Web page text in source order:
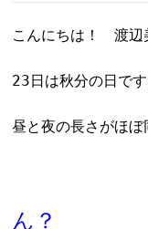
こんにちは！ 渡辺
23日は秋分の日です
昼と夜の長さがほぼ
ん？